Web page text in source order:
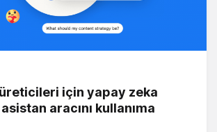
için yapay zeka
aracını kullanıma